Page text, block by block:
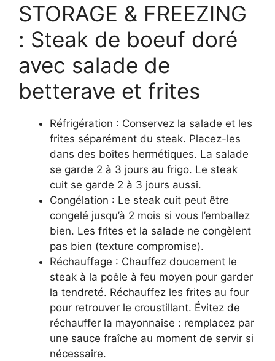
STORAGE & FREEZING
: Steak de boeuf doré
avec salade de
betterave et frites
Réfrigération : Conservez la salade et les
frites séparément du steak. Placez-les
dans des boîtes hermétiques. La salade
se garde 2 à 3 jours au frigo. Le steak
cuit se garde 2 à 3 jours aussi.
Congélation : Le steak cuit peut être
congelé jusqu’à 2 mois si vous l’emballez
bien. Les frites et la salade ne congèlent
pas bien (texture compromise).
Réchauffage : Chauffez doucement le
steak à la poêle à feu moyen pour garder
la tendreté. Réchauffez les frites au four
pour retrouver le croustillant. Évitez de
réchauffer la mayonnaise : remplacez par
une sauce fraîche au moment de servir si
nécessaire.